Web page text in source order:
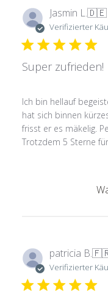
Jasmin L.🇩🇪
Verifizierter
Super zufrieden!
Ich bin hellauf
hat sich binnen
frisst er es mäkelig.
Trotzdem 5 Sterne
patricia B.
Verifizierter